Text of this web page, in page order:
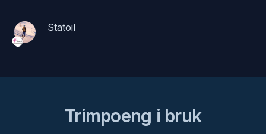
Fjelltrimmen Jondal 2026
Statoil
Trimpoeng i bruk